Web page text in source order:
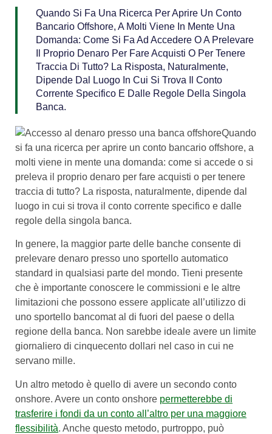
Quando Si Fa Una Ricerca Per Aprire Un Conto
Bancario Offshore, A Molti Viene In Mente Una
Domanda: Come Si Fa Ad Accedere O A Prelevare
Il Proprio Denaro Per Fare Acquisti O Per Tenere
Traccia Di Tutto? La Risposta, Naturalmente,
Dipende Dal Luogo In Cui Si Trova Il Conto
Corrente Specifico E Dalle Regole Della Singola
Banca.
Quando
si fa una ricerca per aprire un conto bancario offshore, a
molti viene in mente una domanda: come si accede o si
preleva il proprio denaro per fare acquisti o per tenere
traccia di tutto? La risposta, naturalmente, dipende dal
luogo in cui si trova il conto corrente specifico e dalle
regole della singola banca.
In genere, la maggior parte delle banche consente di
prelevare denaro presso uno sportello automatico
standard in qualsiasi parte del mondo. Tieni presente
che è importante conoscere le commissioni e le altre
limitazioni che possono essere applicate all’utilizzo di
uno sportello bancomat al di fuori del paese o della
regione della banca. Non sarebbe ideale avere un limite
giornaliero di cinquecento dollari nel caso in cui ne
servano mille.
Un altro metodo è quello di avere un secondo conto
onshore. Avere un conto onshore permetterebbe di
trasferire i fondi da un conto all’altro per una maggiore
flessibilità. Anche questo metodo, purtroppo, può